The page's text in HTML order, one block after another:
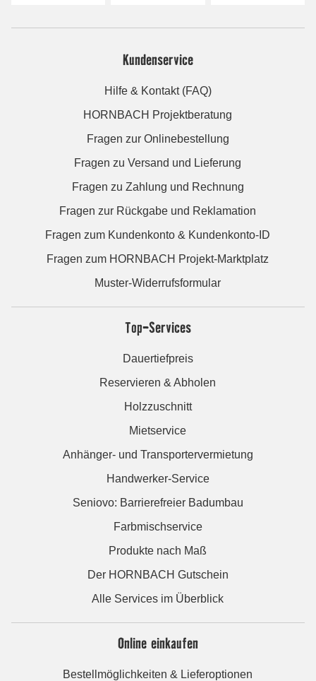
Kundenservice
Hilfe & Kontakt (FAQ)
HORNBACH Projektberatung
Fragen zur Onlinebestellung
Fragen zu Versand und Lieferung
Fragen zu Zahlung und Rechnung
Fragen zur Rückgabe und Reklamation
Fragen zum Kundenkonto & Kundenkonto-ID
Fragen zum HORNBACH Projekt-Marktplatz
Muster-Widerrufsformular
Top-Services
Dauertiefpreis
Reservieren & Abholen
Holzzuschnitt
Mietservice
Anhänger- und Transportervermietung
Handwerker-Service
Seniovo: Barrierefreier Badumbau
Farbmischservice
Produkte nach Maß
Der HORNBACH Gutschein
Alle Services im Überblick
Online einkaufen
Bestellmöglichkeiten & Lieferoptionen